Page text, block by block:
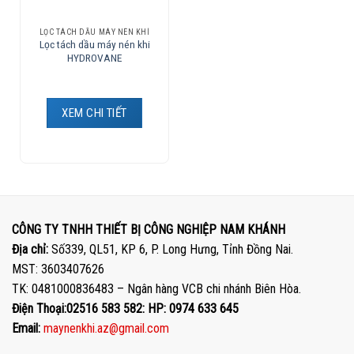
LỌC TÁCH DẦU MÁY NÉN KHÍ
Lọc tách dầu máy nén khi
HYDROVANE
XEM CHI TIẾT
CÔNG TY TNHH THIẾT BỊ CÔNG NGHIỆP NAM KHÁNH
Địa chỉ: Số339, QL51, KP 6, P. Long Hưng, Tỉnh Đồng Nai.
MST: 3603407626
TK: 0481000836483 – Ngân hàng VCB chi nhánh Biên Hòa.
Điện Thoại:02516 583 582: HP: 0974 633 645
Email: maynenkhi.az@gmail.com